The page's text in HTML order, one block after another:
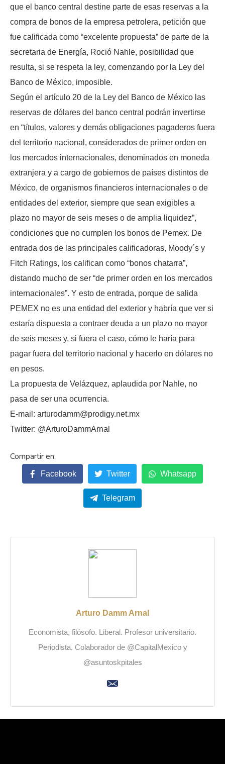
que el banco central destine parte de esas reservas a la
compra de bonos de la empresa petrolera, petición que
fue calificada como “excelente propuesta” de parte de la
secretaria de Energía, Roció Nahle, posibilidad que
resulta, si se respeta la ley, comenzando por la Ley del
Banco de México, imposible.
Según el artículo 20 de la Ley del Banco de México las
reservas de dólares del banco central podrán invertirse
en “títulos, valores y demás obligaciones pagaderos fuera
del territorio nacional, considerados de primer orden en
los mercados internacionales, denominados en moneda
extranjera y a cargo de gobiernos de países distintos de
México, de organismos financieros internacionales o de
entidades del exterior, siempre que sean exigibles a
plazo no mayor de seis meses o de amplia liquidez”,
condiciones que no cumplen los bonos de Pemex. De
entrada dos de las principales calificadoras, Moody´s y
Fitch Ratings, los califican como “bonos chatarra”,
distando mucho de ser “de primer orden en los mercados
internacionales”. Y esto de entrada, porque de salida
PEMEX no es una entidad del exterior y habría que ver si
estaría dispuesta a contraer deuda a un plazo no mayor
de seis meses y, si fuera el caso, cómo le haría para
pagar fuera del territorio nacional y hacerlo en dólares no
en pesos.
La propuesta de Velázquez, aplaudida por Nahle, no
pasa de ser una ocurrencia.
E-mail: arturodamm@prodigy.net.mx
Twitter: @ArturoDammArnal
Facebook Twitter Whatsapp
Telegram
Arturo Damm Arnal
Economista, filósofo. Liberal. Profesor universitario.
Periodista. Colaborador de @CapitalMexico y
@asuntoskpitales